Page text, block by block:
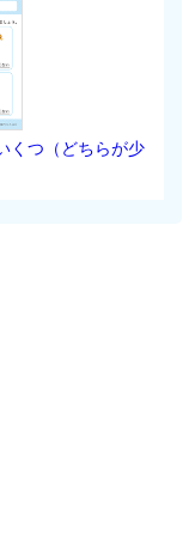
くつ（どちらが少